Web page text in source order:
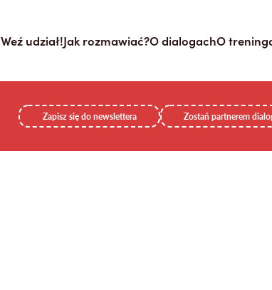
Weź udział!Jak rozmawiać?O dialogachO
Zapisz się do newslettera Zostań partnerem